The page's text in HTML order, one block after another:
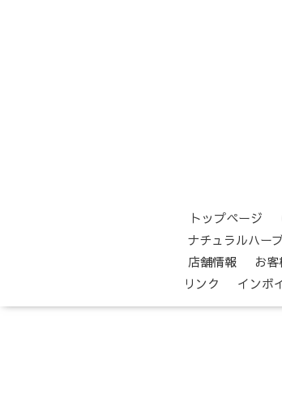
トップページ
ナチュラルハー
店舗情報
お
リンク
インボ